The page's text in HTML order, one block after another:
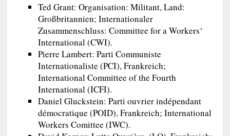
Ted Grant: Organisation: Militant, Land:
Großbritannien; Internationaler
Zusammenschluss: Committee for a Workers‘
International (CWI).
Pierre Lambert: Parti Communiste
Internationaliste (PCI), Frankreich;
International Committee of the Fourth
International (ICFI).
Daniel Gluckstein: Parti ouvrier indépendant
démocratique (POID), Frankreich; International
Workers Comittee (IWC).